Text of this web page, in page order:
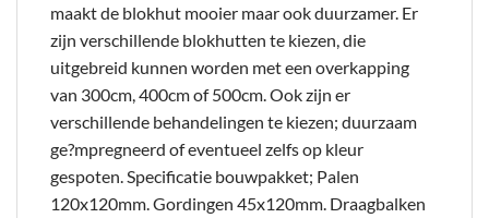
maakt de blokhut mooier maar ook duurzamer. Er
zijn verschillende blokhutten te kiezen, die
uitgebreid kunnen worden met een overkapping
van 300cm, 400cm of 500cm. Ook zijn er
verschillende behandelingen te kiezen; duurzaam
ge?mpregneerd of eventueel zelfs op kleur
gespoten. Specificatie bouwpakket; Palen
120x120mm. Gordingen 45x120mm. Draagbalken